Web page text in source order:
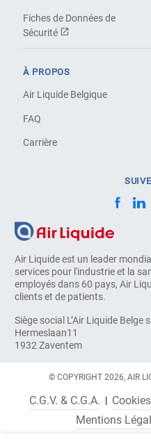
Air Liquide est un leader
services pour l'industrie et la
employés dans 60 pays, Air
clients et de patients.
Siège social L’Air Liquide Belge
Hermeslaan11
1932 Zaventem
Fiches de Données de
Sécurité
À PROPOS
Air Liquide Belgique
FAQ
Carrière
© COPYRIGHT 2026, AIR
C.G.V. & C.G.A. Cookies
Mentions